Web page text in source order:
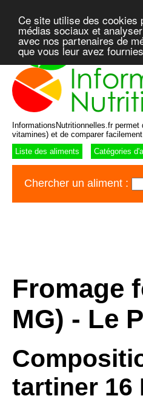
Ce site utilise des cookies
médias sociaux et
avec nos partenaires de
que vous leur avez
InformationsNutritionnelles.fr
vitamines) et de comparer
Liste des aliments
Catégories
Chercher un aliment :
Fromage
MG) - Le
tartiner 16